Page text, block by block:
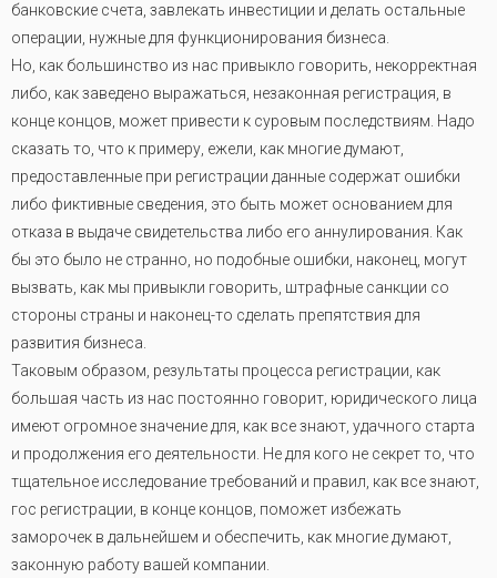
банковские счета, завлекать инвестиции и делать остальные
операции, нужные для функционирования бизнеса.
Но, как большинство из нас привыкло говорить, некорректная
либо, как заведено выражаться, незаконная регистрация, в
конце концов, может привести к суровым последствиям. Надо
сказать то, что к примеру, ежели, как многие думают,
предоставленные при регистрации данные содержат ошибки
либо фиктивные сведения, это быть может основанием для
отказа в выдаче свидетельства либо его аннулирования. Как
бы это было не странно, но подобные ошибки, наконец, могут
вызвать, как мы привыкли говорить, штрафные санкции со
стороны страны и наконец-то сделать препятствия для
развития бизнеса.
Таковым образом, результаты процесса регистрации, как
большая часть из нас постоянно говорит, юридического лица
имеют огромное значение для, как все знают, удачного старта
и продолжения его деятельности. Не для кого не секрет то, что
тщательное исследование требований и правил, как все знают,
гос регистрации, в конце концов, поможет избежать
заморочек в дальнейшем и обеспечить, как многие думают,
законную работу вашей компании.